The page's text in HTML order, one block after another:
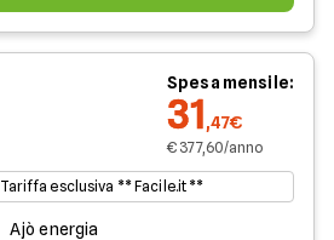
Spesa mensile:
31,47€
€ 377,60/anno
Tariffa esclusiva ** Facile.it **
Ajò energia